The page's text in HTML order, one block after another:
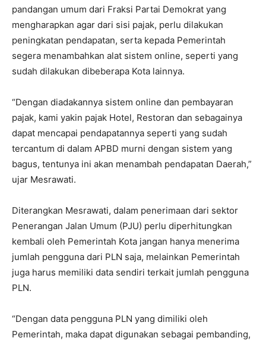
pandangan umum dari Fraksi Partai Demokrat yang
mengharapkan agar dari sisi pajak, perlu dilakukan
peningkatan pendapatan, serta kepada Pemerintah
segera menambahkan alat sistem online, seperti yang
sudah dilakukan dibeberapa Kota lainnya.
“Dengan diadakannya sistem online dan pembayaran
pajak, kami yakin pajak Hotel, Restoran dan sebagainya
dapat mencapai pendapatannya seperti yang sudah
tercantum di dalam APBD murni dengan sistem yang
bagus, tentunya ini akan menambah pendapatan Daerah,”
ujar Mesrawati.
Diterangkan Mesrawati, dalam penerimaan dari sektor
Penerangan Jalan Umum (PJU) perlu diperhitungkan
kembali oleh Pemerintah Kota jangan hanya menerima
jumlah pengguna dari PLN saja, melainkan Pemerintah
juga harus memiliki data sendiri terkait jumlah pengguna
PLN.
“Dengan data pengguna PLN yang dimiliki oleh
Pemerintah, maka dapat digunakan sebagai pembanding,